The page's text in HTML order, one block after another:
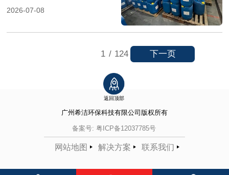
（图）
2026-07-08
1 / 124 下一页
返回顶部
广州希洁环保科技有限公司 版权所有
备案号: 粤ICP备12037785号
网站地图 解决方案 联系我们